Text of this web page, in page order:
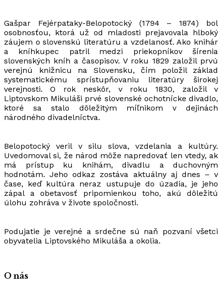
Gašpar Fejérpataky-Belopotocký (1794 – 1874) bol
osobnosťou, ktorá už od mladosti prejavovala hlboký
záujem o slovenskú literatúru a vzdelanosť. Ako knihár
a kníhkupec patril medzi priekopníkov šírenia
slovenských kníh a časopisov. V roku 1829 založil prvú
verejnú knižnicu na Slovensku, čím položil základ
systematickému sprístupňovaniu literatúry širokej
verejnosti. O rok neskôr, v roku 1830, založil v
Liptovskom Mikuláši prvé slovenské ochotnícke divadlo,
ktoré sa stalo dôležitým míľnikom v dejinách
národného divadelníctva.
Belopotocký veril v silu slova, vzdelania a kultúry.
Uvedomoval si, že národ môže napredovať len vtedy, ak
má prístup ku knihám, divadlu a duchovným
hodnotám. Jeho odkaz zostáva aktuálny aj dnes – v
čase, keď kultúra neraz ustupuje do úzadia, je jeho
zápal a obetavosť pripomienkou toho, akú dôležitú
úlohu zohráva v živote spoločnosti.
Podujatie je verejné a srdečne sú naň pozvaní všetci
obyvatelia Liptovského Mikuláša a okolia.
O nás